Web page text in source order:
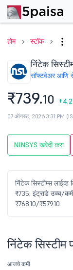
होम स्टॉक
निंटेक
सॉफ्टवेअर आणि
₹739.10 +4.2
07 ऑगस्ट, 2026 3:31 PM
NINSYS खरेदी करा
निंटेक सिस्टीम्स
₹735; इंट्राडे उच्च/
₹768.10/₹579.10.
परफॉर्मन्सफायनान्शियल्स
निंटेक सिस्टीम
आजचे कमी